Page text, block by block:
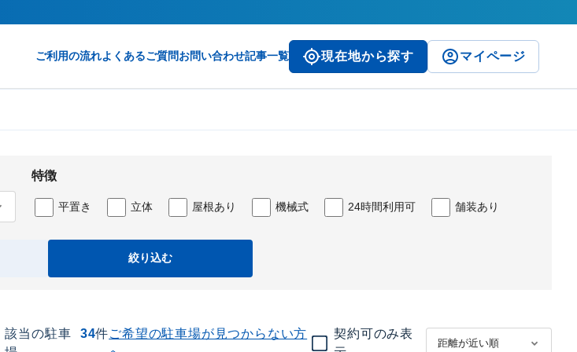
ご利用の流れよくあるご質問お問い合わせ記事一覧 現在地から探す マイページ
特徴
平置き 立体 屋根あり 機械式 24時間利用可 舗装あり
絞り込む
該当の駐車
34件ご希望の駐車場が見つからない方
契約可のみ表